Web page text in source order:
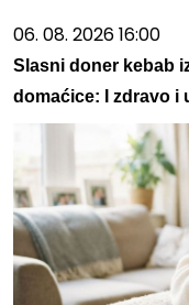
06. 08. 2026 16:00
Slasni doner kebab
domaćice: I zdravo i